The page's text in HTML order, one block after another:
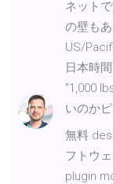
ネット
の壁も
US/
日本時
"1,000
いのか
無料
フトウ
plugin